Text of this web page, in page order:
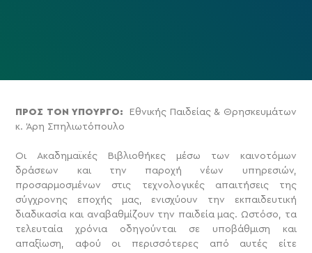
ΠΡΟΣ ΤΟΝ ΥΠΟΥΡΓΟ: Εθνικής Παιδείας & Θρησκευμάτων
κ. Άρη Σπηλιωτόπουλο
Οι Ακαδημαϊκές Βιβλιοθήκες μέσω των καινοτόμων
δράσεων και την παροχή νέων υπηρεσιών,
προσαρμοσμένων στις τεχνολογικές απαιτήσεις της
σύγχρονης εποχής μας, ενισχύουν την εκπαιδευτική
διαδικασία και αναβαθμίζουν την παιδεία μας. Ωστόσο, τα
τελευταία χρόνια οδηγούνται σε υποβάθμιση και
απαξίωση, αφού οι περισσότερες από αυτές είτε